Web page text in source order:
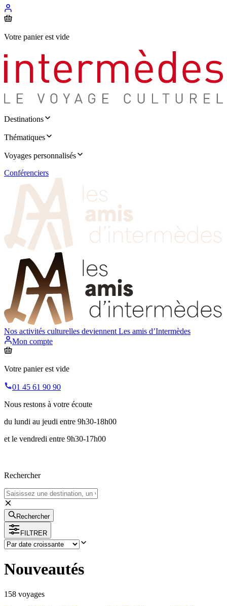
Votre panier est vide
Destinations
Thématiques
Voyages personnalisés
Conférenciers
Nos activités culturelles deviennent Les amis d’Intermèdes
Mon compte
Votre panier est vide
01 45 61 90 90
Nous restons à votre écoute
du lundi au jeudi entre 9h30-18h00
et le vendredi entre 9h30-17h00
Rechercher
Rechercher
FILTRER
Nouveautés
158 voyages